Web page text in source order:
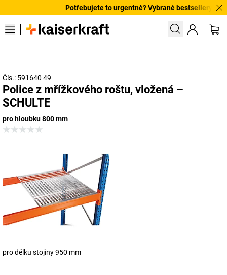
Potřebujete to urgentně? Vybrané bestsellery
Čís.: 591640 49
Police z mřížkového roštu, vložená –
SCHULTE
pro hloubku 800 mm
pro délku stojiny 950 mm